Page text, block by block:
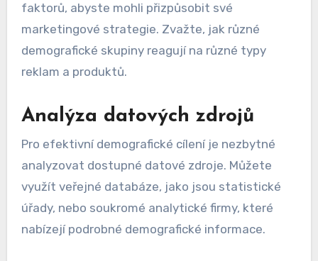
faktorů, abyste mohli přizpůsobit své
marketingové strategie. Zvažte, jak různé
demografické skupiny reagují na různé typy
reklam a produktů.
Analýza datových zdrojů
Pro efektivní demografické cílení je nezbytné
analyzovat dostupné datové zdroje. Můžete
využít veřejné databáze, jako jsou statistické
úřady, nebo soukromé analytické firmy, které
nabízejí podrobné demografické informace.